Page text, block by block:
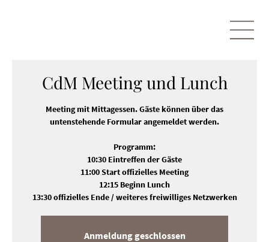
CdM Meeting und Lunch
Meeting mit Mittagessen. Gäste können über das
untenstehende Formular angemeldet werden.
Programm:
10:30 Eintreffen der Gäste
11:00 Start offizielles Meeting
12:15 Beginn Lunch
13:30 offizielles Ende / weiteres freiwilliges Netzwerken
Anmeldung geschlossen